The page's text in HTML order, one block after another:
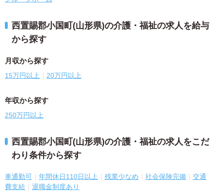
西置賜郡小国町(山形県)の介護・福祉の求人を給与
から探す
月収から探す
15万円以上 20万円以上
年収から探す
250万円以上
西置賜郡小国町(山形県)の介護・福祉の求人をこだ
わり条件から探す
車通勤可 年間休日110日以上 残業少なめ 社会保険完備
交通
費支給
退職金制度あり